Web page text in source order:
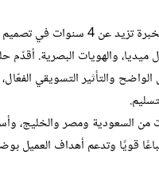
مصمم جرافيك بخبرة تزيد عن 4
ميديا، والهويات البصرية. أقدّم
والتأثير التسويقي
من السعودية ومصر والخليج،
قويًا وتدعم أهداف العميل